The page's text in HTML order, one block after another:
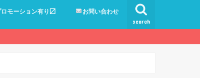
search
ロモーション有り〼 お問い合わせ